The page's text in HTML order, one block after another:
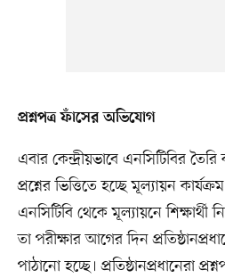
প্রশ্নপত্র ফাঁসের অভিযোগ
এবার কেন্দ্রীয়ভাবে এনসিটিবির তৈরি
প্রশ্নের ভিত্তিতে হচ্ছে মূল্যায়ন
এনসিটিবি থেকে মূল্যায়নে শিক্ষার্থী
তা পরীক্ষার আগের দিন
পাঠানো হচ্ছে। প্রতিষ্ঠানপ্রধানেরা